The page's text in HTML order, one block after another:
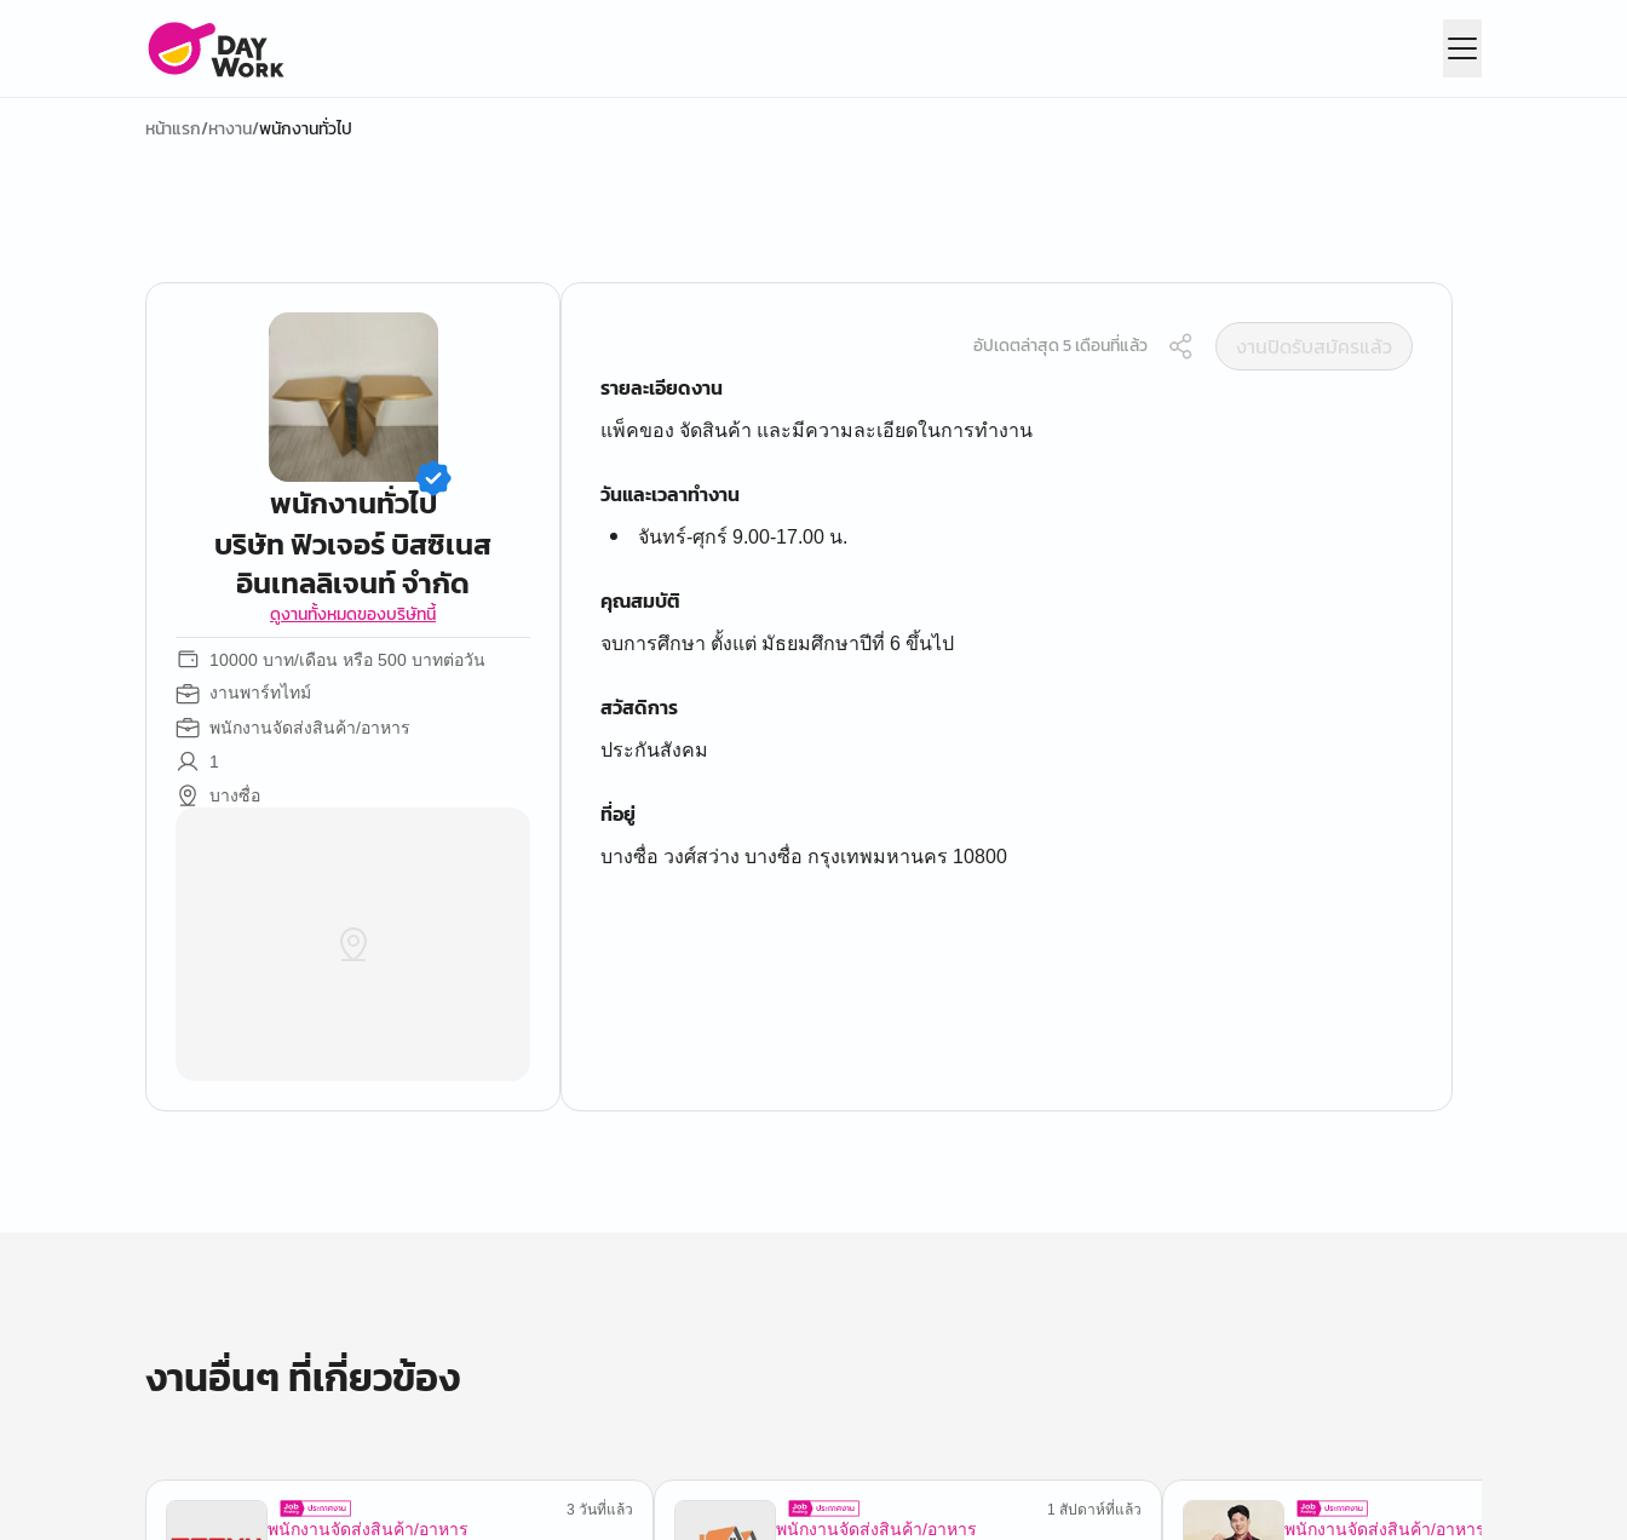
หน้าแรก/หางาน/พนักงานทั่วไป
พนักงานทั่วไป
บริษัท ฟิวเจอร์ บิสซิเนส
อินเทลลิเจนท์ จำกัด
ดูงานทั้งหมดของบริษัทนี้
10000 บาท/เดือน หรือ 500 บาทต่อวัน
งานพาร์ทไทม์
พนักงานจัดส่งสินค้า/อาหาร
1
บางซื่อ
อัปเดตล่าสุด 5 เดือนที่แล้ว
งานปิดรับสมัครแล้ว
รายละเอียดงาน
แพ็คของ จัดสินค้า และมีความละเอียดในการทำงาน
วันและเวลาทำงาน
จันทร์-ศุกร์ 9.00-17.00 น.
คุณสมบัติ
จบการศึกษา ตั้งแต่ มัธยมศึกษาปีที่ 6 ขึ้นไป
สวัสดิการ
ประกันสังคม
ที่อยู่
บางซื่อ วงศ์สว่าง บางซื่อ กรุงเทพมหานคร 10800
งานอื่นๆ ที่เกี่ยวข้อง
พนักงานจัดส่งสินค้า/อาหาร
3 วันที่แล้ว
พนักงานจัดส่งสินค้า/อาหาร
1 สัปดาห์ที่แล้ว
พนักงานจัดส่งสินค้า/อาหาร